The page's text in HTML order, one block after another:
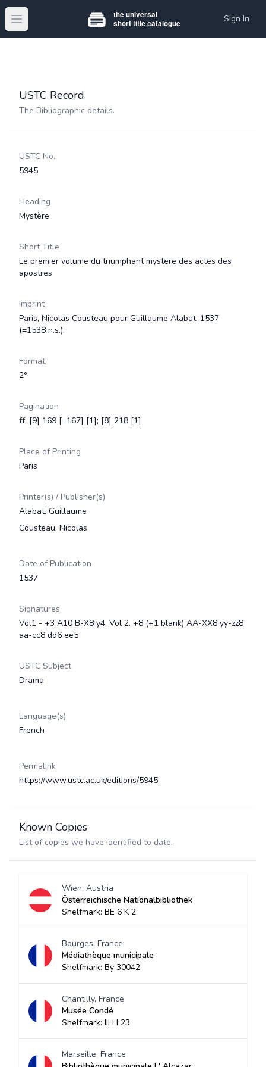
Open main menu Sign In
USTC Record
The Bibliographic details.
USTC No.
5945
Heading
Mystère
Short Title
Le premier volume du triumphant mystere des actes des
apostres
Imprint
Paris, Nicolas Cousteau pour Guillaume Alabat, 1537
(=1538 n.s.).
Format
2°
Pagination
ff. [9] 169 [=167] [1]; [8] 218 [1]
Place of Printing
Paris
Printer(s) / Publisher(s)
Alabat, Guillaume
Cousteau, Nicolas
Date of Publication
1537
Signatures
Vol1 - +3 A10 B-X8 y4. Vol 2. +8 (+1 blank) AA-XX8 yy-zz8
aa-cc8 dd6 ee5
USTC Subject
Drama
Language(s)
French
Permalink
https://www.ustc.ac.uk/editions/5945
Known Copies
List of copies we have identified to date.
Wien, Austria
Österreichische Nationalbibliothek
Shelfmark: BE 6 K 2
Bourges, France
Médiathèque municipale
Shelfmark: By 30042
Chantilly, France
Musée Condé
Shelfmark: III H 23
Marseille, France